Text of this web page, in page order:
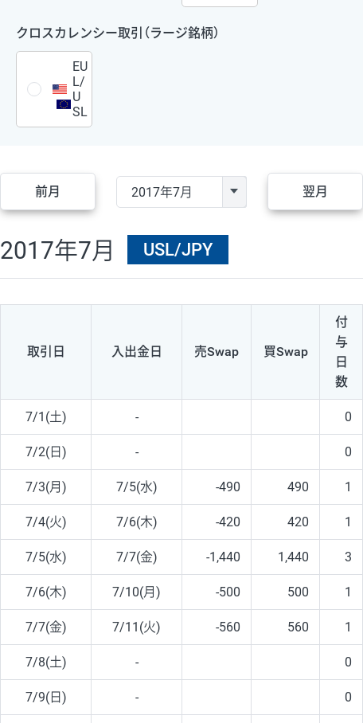
クロスカレンシー取引（ラージ銘柄）
EU
L/
U
SL
前月 翌月
2017年7月 USL/JPY
取引日 入出金日 売Swap 買Swap
付
与
日
数
7/1(土) - 0
7/2(日) - 0
7/3(月) 7/5(水) -490 490 1
7/4(火) 7/6(木) -420 420 1
7/5(水) 7/7(金) -1,440 1,440 3
7/6(木) 7/10(月) -500 500 1
7/7(金) 7/11(火) -560 560 1
7/8(土) - 0
7/9(日) - 0